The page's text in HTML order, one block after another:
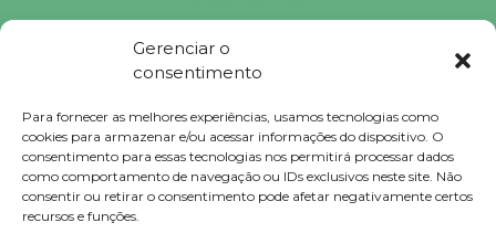
Gerenciar o
consentimento
Para fornecer as melhores experiências, usamos tecnologias como
cookies para armazenar e/ou acessar informações do dispositivo. O
consentimento para essas tecnologias nos permitirá processar dados
como comportamento de navegação ou IDs exclusivos neste site. Não
consentir ou retirar o consentimento pode afetar negativamente certos
recursos e funções.
Falconi
Brindes © 2023 Todos Direitos Reservados.